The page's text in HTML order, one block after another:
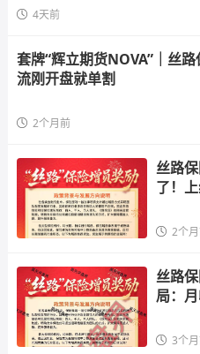
4天前
套牌“辉立期货NOVA”｜丝
流刚开盘就单割
2个月前
丝路
了！
2个
丝路
局：
3个